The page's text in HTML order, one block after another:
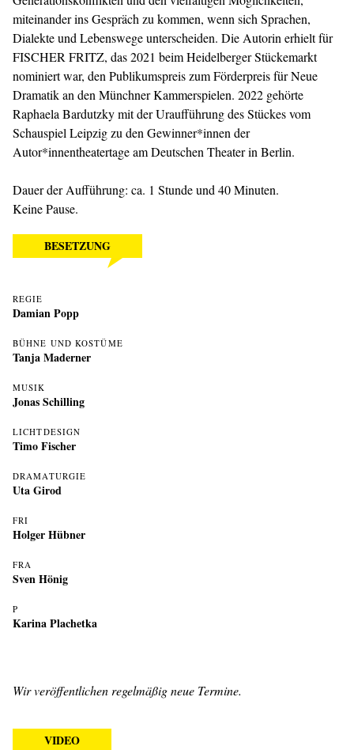
miteinander ins Gespräch zu kommen, wenn sich Sprachen,
Dialekte und Lebenswege unterscheiden. Die Autorin erhielt für
FISCHER FRITZ, das 2021 beim Heidelberger Stückemarkt
nominiert war, den Publikumspreis zum Förderpreis für Neue
Dramatik an den Münchner Kammerspielen. 2022 gehörte
Raphaela Bardutzky mit der Uraufführung des Stückes vom
Schauspiel Leipzig zu den Gewinner*innen der
Autor*innentheatertage am Deutschen Theater in Berlin.
Dauer der Aufführung: ca. 1 Stunde und 40 Minuten.
Keine Pause.
BESETZUNG
REGIE
Damian Popp
BÜHNE UND KOSTÜME
Tanja Maderner
MUSIK
Jonas Schilling
LICHTDESIGN
Timo Fischer
DRAMATURGIE
Uta Girod
FRI
Holger Hübner
FRA
Sven Hönig
P
Karina Plachetka
Wir veröffentlichen regelmäßig neue Termine.
VIDEO